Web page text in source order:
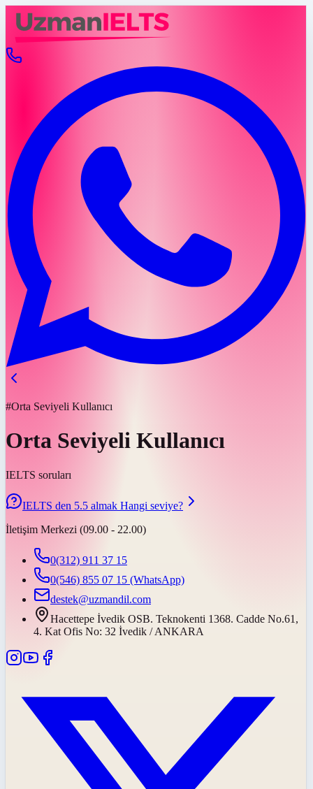
#Orta Seviyeli Kullanıcı
Orta Seviyeli Kullanıcı
IELTS soruları
IELTS den 5.5 almak Hangi seviye?
İletişim Merkezi (09.00 - 22.00)
0(312) 911 37 15
0(546) 855 07 15 (WhatsApp)
destek@uzmandil.com
Hacettepe İvedik OSB. Teknokenti 1368. Cadde No.61,
4. Kat Ofis No: 32 İvedik / ANKARA